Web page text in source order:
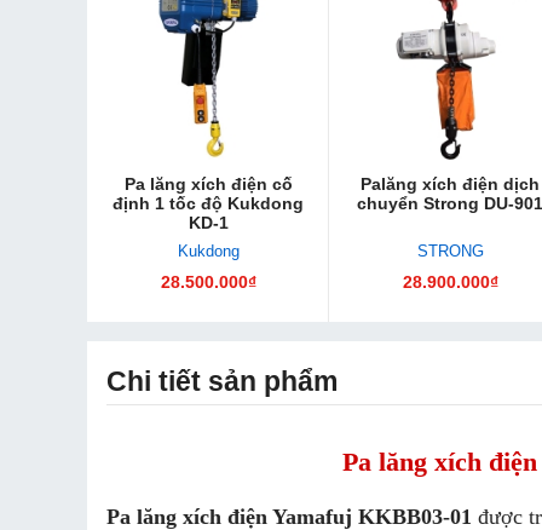
Pa lăng xích điện cố
định 1 tốc độ Kukdong
KD-1
Kukdong
28.500.000₫
Palăng xích điện dịch
chuyển Strong DU-901
STRONG
28.900.000₫
Chi tiết sản phẩm
Pa lăng xích
Pa lăng xích điện Yamafuj KKBB03-01 được